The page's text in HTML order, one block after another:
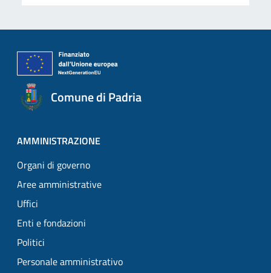
Comune di Padria
AMMINISTRAZIONE
Organi di governo
Aree amministrative
Uffici
Enti e fondazioni
Politici
Personale amministrativo